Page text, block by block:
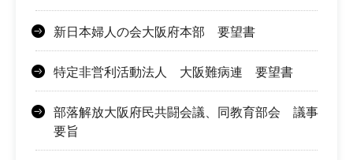
新日本婦人の会大阪府本部 要望書
特定非営利活動法人 大阪難病連 要望書
部落解放大阪府民共闘会議、同教育部会 議事
要旨